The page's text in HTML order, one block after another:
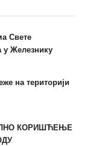
Свете
у Железнику
на територији
КОРИШЋЕЊЕ